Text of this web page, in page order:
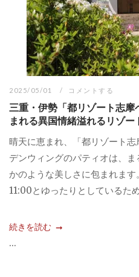
2025/05/01 コメントする
三重・伊勢「都リゾート志
まれる異国情緒溢れるリゾ
晴天に恵まれ、「都リゾート
デンウィングのパティオは、
かのような美しさに包まれま
11:00とゆったりとしているた
続きを読む
...